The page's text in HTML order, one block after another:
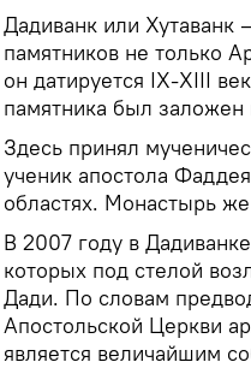
Дадиванк или Хутаванк
памятников не только
он датируется IX-XIII
памятника был заложен
Здесь принял
ученик апостола
областях. Монастырь
В 2007 году в
которых под стелой
Дади. По словам
Апостольской Церкви
является величайшим